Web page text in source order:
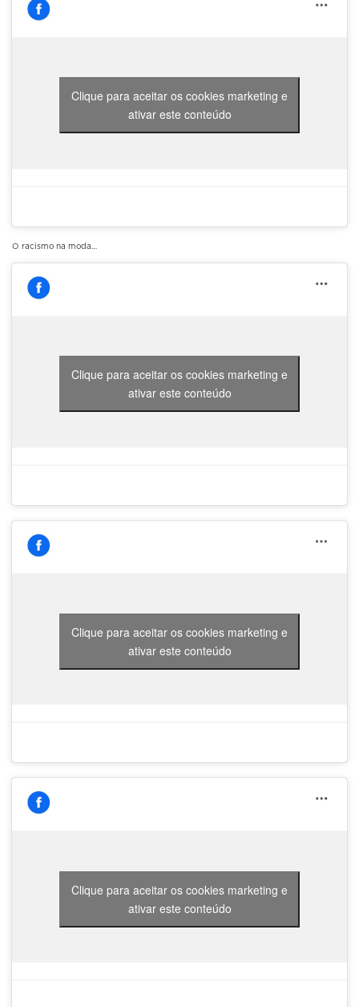
Clique para aceitar os cookies marketing e
ativar este conteúdo
O racismo na moda…
Clique para aceitar os cookies marketing e
ativar este conteúdo
Clique para aceitar os cookies marketing e
ativar este conteúdo
Clique para aceitar os cookies marketing e
ativar este conteúdo